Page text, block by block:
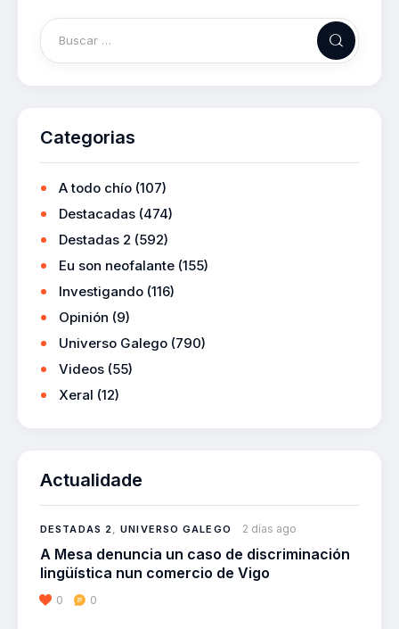
Categorias
A todo chío (107)
Destacadas (474)
Destadas 2 (592)
Eu son neofalante (155)
Investigando (116)
Opinión (9)
Universo Galego (790)
Videos (55)
Xeral (12)
Actualidade
DESTADAS 2,UNIVERSO GALEGO 2 días ago
A Mesa denuncia un caso de discriminación
lingüística nun comercio de Vigo
0 0